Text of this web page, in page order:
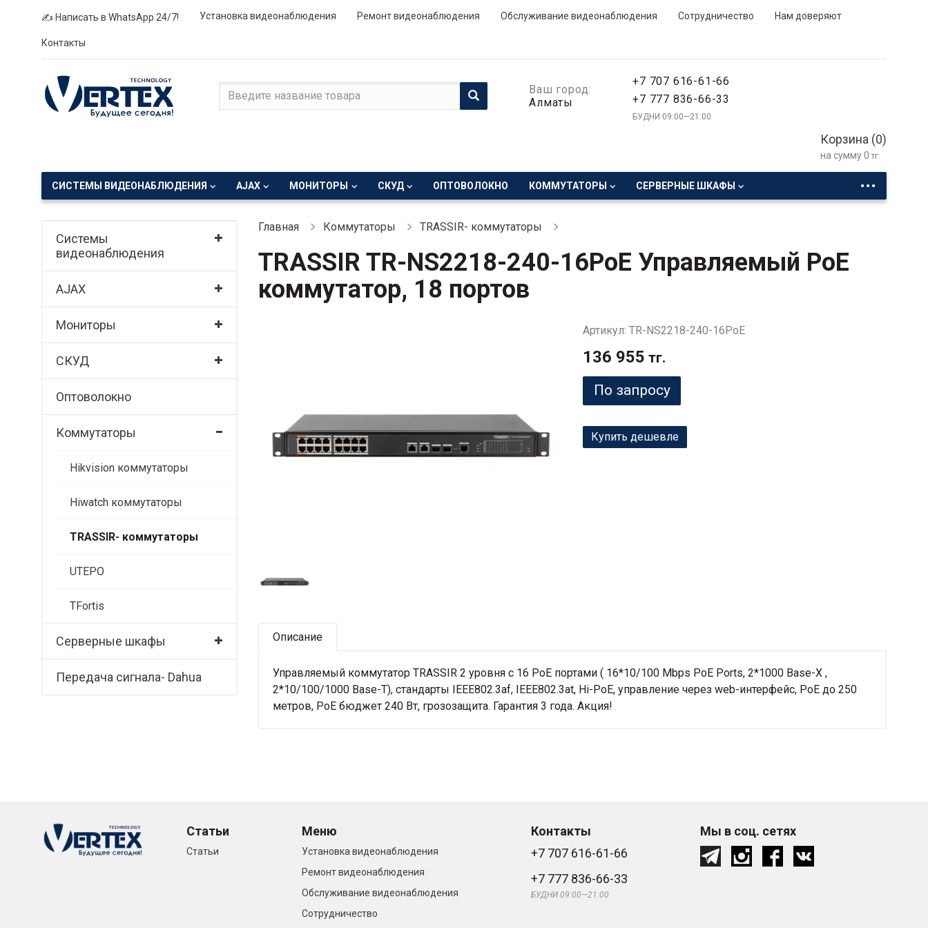
✍ Написать в WhatsApp 24/7! Установка видеонаблюдения Ремонт видеонаблюдения Обслуживание видеонаблюдения Сотрудничество Нам доверяют
Контакты
Ваш город:
Алматы
+7 707 616-61-66
+7 777 836-66-33
БУДНИ 09:00—21:00
Корзина (0)
на сумму0 тг.
СИСТЕМЫ ВИДЕОНАБЛЮДЕНИЯ AJAX МОНИТОРЫ СКУД ОПТОВОЛОКНО КОММУТАТОРЫ СЕРВЕРНЫЕ ШКАФЫ ...
Системы
видеонаблюдения
AJAX
Мониторы
СКУД
Оптоволокно
Коммутаторы
Hikvision коммутаторы
Hiwatch коммутаторы
TRASSIR- коммутаторы
UTEPO
TFortis
Серверные шкафы
Передача сигнала- Dahua
Главная Коммутаторы TRASSIR- коммутаторы
TRASSIR TR-NS2218-240-16PoE Управляемый PoE
коммутатор, 18 портов
Артикул: TR-NS2218-240-16PoE
136 955 тг.
По запросу
Купить дешевле
Описание
Управляемый коммутатор TRASSIR 2 уровня с 16 PoE портами ( 16*10/100 Mbps PoE Ports, 2*1000 Base-X ,
2*10/100/1000 Base-T), стандарты IEEE802.3af, IEEE802.3at, Hi-PoE, управление через web-интерфейс, PoE до 250
метров, PoE бюджет 240 Вт, грозозащита. Гарантия 3 года. Акция!
Статьи
Статьи
Меню
Установка видеонаблюдения
Ремонт видеонаблюдения
Обслуживание видеонаблюдения
Сотрудничество
Контакты
+7 707 616-61-66
+7 777 836-66-33
БУДНИ 09:00—21:00
Мы в соц. сетях